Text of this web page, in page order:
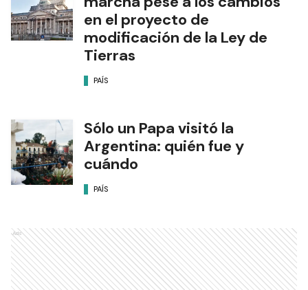
en el proyecto de
modificación de la Ley de
Tierras
PAÍS
Sólo un Papa visitó la
Argentina: quién fue y
cuándo
PAÍS
Ads